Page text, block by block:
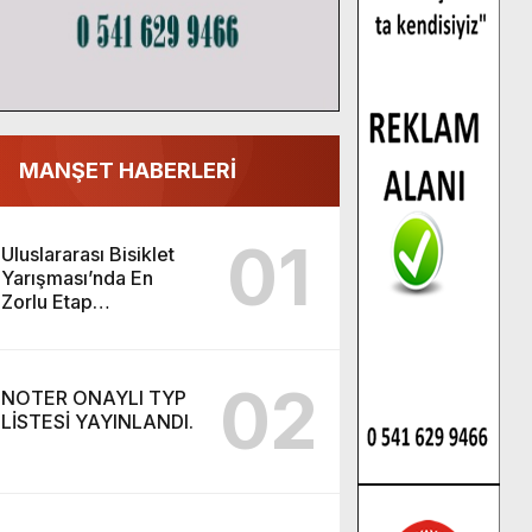
MANŞET HABERLERİ
Uluslararası Bisiklet
Yarışması’nda En
Zorlu Etap
01
NOTER ONAYLI TYP
LİSTESİ YAYINLANDI.
02